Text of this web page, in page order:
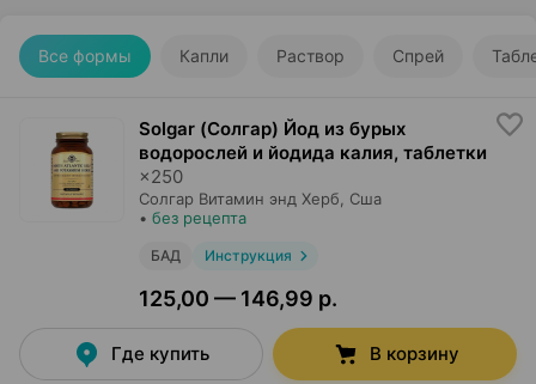
Все формы Капли Раствор Спрей
Solgar (Солгар) Йод из бурых
водорослей и йодида калия, таблетки
×250
Солгар Витамин энд Херб , Сша
• без рецепта
БАД Инструкция
125,00 — 146,99 р.
Где купить В корзину